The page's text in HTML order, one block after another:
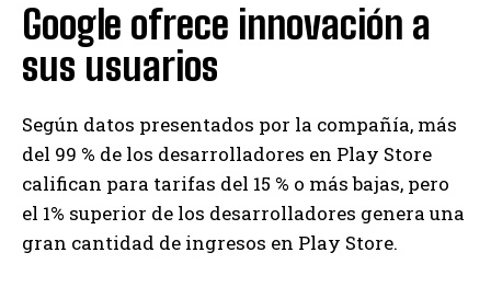
Google ofrece innovación a
sus usuarios
Según datos presentados por la compañía, más
del 99 % de los desarrolladores en Play Store
califican para tarifas del 15 % o más bajas, pero
el 1% superior de los desarrolladores genera una
gran cantidad de ingresos en Play Store.